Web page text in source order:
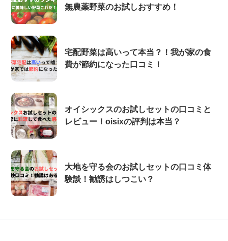
無農薬野菜のお試しおすすめ！
宅配野菜は高いって本当？！我が家の食
費が節約になった口コミ！
オイシックスのお試しセットの口コミと
レビュー！oisixの評判は本当？
大地を守る会のお試しセットの口コミ体
験談！勧誘はしつこい？